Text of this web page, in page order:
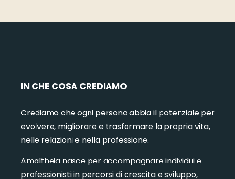
IN CHE COSA CREDIAMO
Crediamo che ogni persona abbia il potenziale per
evolvere, migliorare e trasformare la propria vita,
nelle relazioni e nella professione.
Amaltheia nasce per accompagnare individui e
professionisti in percorsi di crescita e sviluppo,